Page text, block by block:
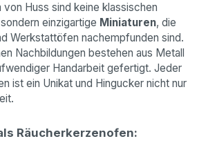
von Huss sind keine klassischen
einzigartige Miniaturen, die
Werkstattöfen nachempfunden sind.
Nachbildungen bestehen aus Metall
Handarbeit gefertigt. Jeder
ist ein Unikat und Hingucker nicht nur
Räucherkerzenofen: